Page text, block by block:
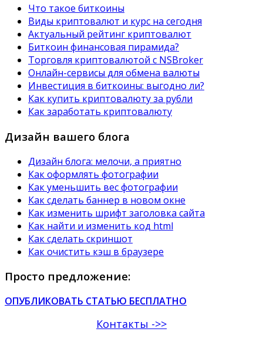
Что такое биткоины
Виды криптовалют и курс на сегодня
Актуальный рейтинг криптовалют
Биткоин финансовая пирамида?
Торговля криптовалютой с NSBroker
Онлайн-сервисы для обмена валюты
Инвестиция в биткоины: выгодно ли?
Как купить криптовалюту за рубли
Как заработать криптовалюту
Дизайн вашего блога
Дизайн блога: мелочи, а приятно
Как оформлять фотографии
Как уменьшить вес фотографии
Как сделать баннер в новом окне
Как изменить шрифт заголовка сайта
Как найти и изменить код html
Как сделать скриншот
Как очистить кэш в браузере
Просто предложение:
ОПУБЛИКОВАТЬ СТАТЬЮ БЕСПЛАТНО
Контакты ->>